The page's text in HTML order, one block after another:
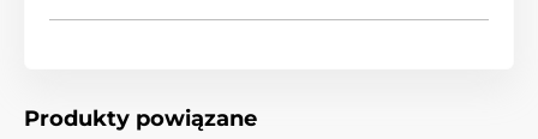
Produkty powiązane